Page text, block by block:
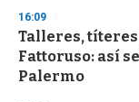
16:09
Talleres,
Fattoruso: así
Palermo